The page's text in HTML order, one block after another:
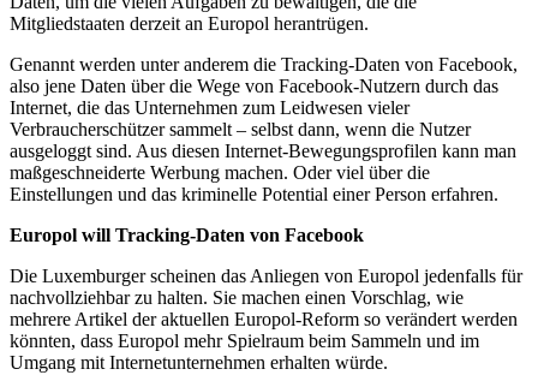
Mitgliedstaaten derzeit an Europol herantrügen.
Genannt werden unter anderem die Tracking-Daten von Facebook,
also jene Daten über die Wege von Facebook-Nutzern durch das
Internet, die das Unternehmen zum Leidwesen vieler
Verbraucherschützer sammelt – selbst dann, wenn die Nutzer
ausgeloggt sind. Aus diesen Internet-Bewegungsprofilen kann man
maßgeschneiderte Werbung machen. Oder viel über die
Einstellungen und das kriminelle Potential einer Person erfahren.
Europol will Tracking-Daten von Facebook
Die Luxemburger scheinen das Anliegen von Europol jedenfalls für
nachvollziehbar zu halten. Sie machen einen Vorschlag, wie
mehrere Artikel der aktuellen Europol-Reform so verändert werden
könnten, dass Europol mehr Spielraum beim Sammeln und im
Umgang mit Internetunternehmen erhalten würde.